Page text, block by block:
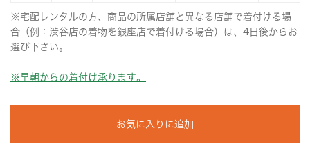
※宅配レンタルの方、商品の所属店舗と異なる店舗で着付ける場
合（例：渋谷店の着物を銀座店で着付ける場合）は、4日後からお
選び下さい。
※早朝からの着付け承ります。
お気に入りに追加